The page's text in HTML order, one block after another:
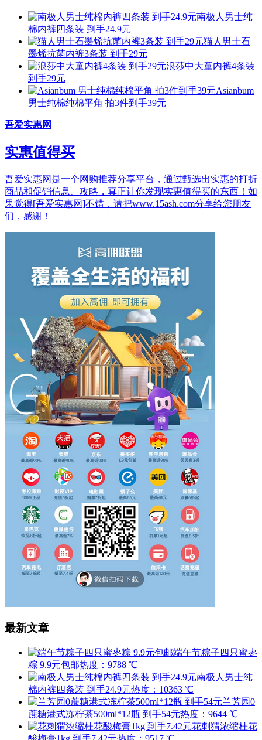
南极人男士纯
棉内裤四条装 到手24.9元
猫人男士石
墨烯抗菌内裤3条装 到手29元
浪莎中大童内裤4条装
到手29元
Asianbum
男士纯棉纯棉平角 拍3件到手39元
吾爱实惠网
实惠值得买
吾爱实惠网是一个网购推荐分享平台，通过甄选出实惠的打折
商品和促销信息、攻略，真正让你发现实惠值得买的东西！如
果觉得[吾爱实惠网]不错，请把www.15ash.com分享给您朋友
们，感谢！
最新文章
端午节粽子四只蜜枣
粽 9.9元包邮热度：9788 ℃
南极人男士纯
棉内裤四条装 到手24.9元热度：10363 ℃
兰芳园0
蔗糖港式冻柠茶500ml*12瓶 到手54元热度：9644 ℃
花刺猬浓缩桂花